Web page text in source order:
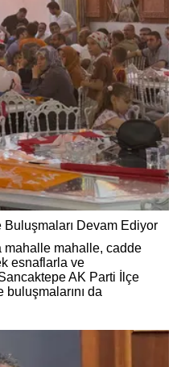
Devam Ediyor
mahalle mahalle, cadde
esnaflarla ve
AK Parti İlçe
buluşmalarını da